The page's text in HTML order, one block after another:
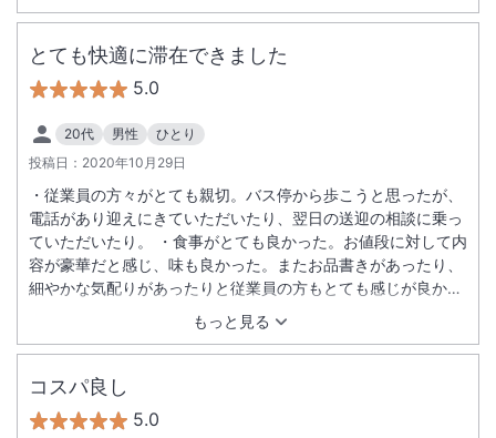
とても快適に滞在できました
5.0
20代 男性
ひとり
投稿日： 2020年10月29日
もっと見る
・従業員の方々がとても親切。バス停から歩こうと思ったが、
電話があり迎えにきていただいたり、翌日の送迎の相談に乗っ
ていただいたり。 ・食事がとても良かった。お値段に対して内
容が豪華だと感じ、味も良かった。またお品書きがあったり、
細やかな気配りがあったりと従業員の方もとても感じが良かっ
た。 ・お部屋は昔ながらの宿舎、といった感じであったが、清
潔であり、寝具も快適。お風呂も広くてよかった。 ・立地は丘
の上にあり、またバスも本数が少ないが、本数の多いバス停ま
で連絡すれば迎えに来てもらえる。また丘の上から瀬戸内海の
した。
コスパ良し
5.0